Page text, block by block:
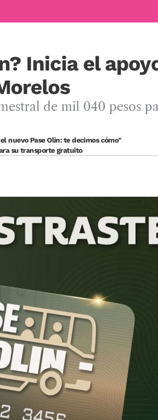
Inicia el
de mil 040 pesos
nuevo Pase Olin: te decimos cómo"
su transporte gratuito